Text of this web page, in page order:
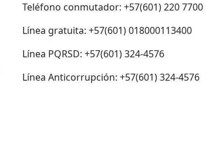
Teléfono conmutador: +57(601) 220 7700
Línea gratuita: +57(601) 018000113400
Línea PQRSD: +57(601) 324-4576
Línea Anticorrupción: +57(601) 324-4576